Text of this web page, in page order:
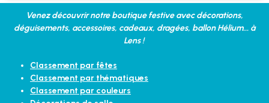
Venez découvrir notre boutique festive avec décorations,
déguisements, accessoires, cadeaux, dragées, ballon Hélium... à
Lens !
Classement par fêtes
Classement par thématiques
Classement par couleurs